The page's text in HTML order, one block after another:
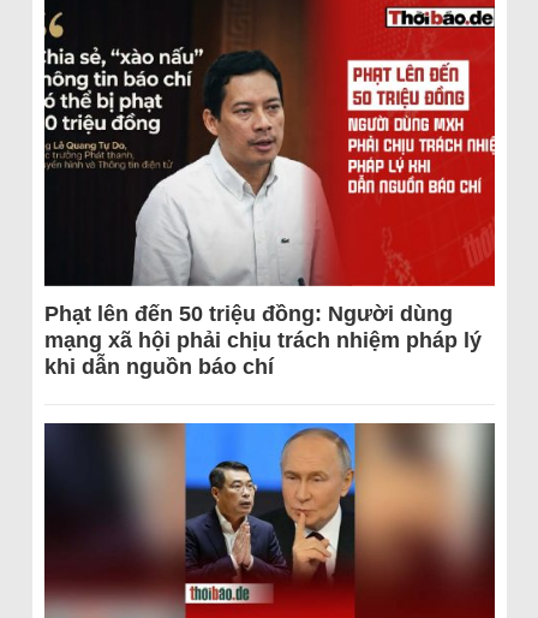
Phạt lên đến 50 triệu đồng: Người dùng
mạng xã hội phải chịu trách nhiệm pháp lý
khi dẫn nguồn báo chí